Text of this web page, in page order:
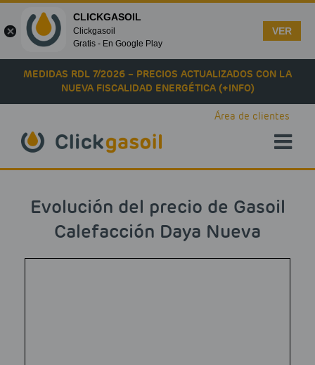
Skip to main content
MEDIDAS RDL 7/2026 – PRECIOS ACTUALIZADOS CON LA
NUEVA FISCALIDAD ENERGÉTICA (+INFO)
Área de clientes
Evolución del precio de Gasoil
Calefacción Daya Nueva
CLICKGASOIL
Clickgasoil
Gratis - En Google Play
VER